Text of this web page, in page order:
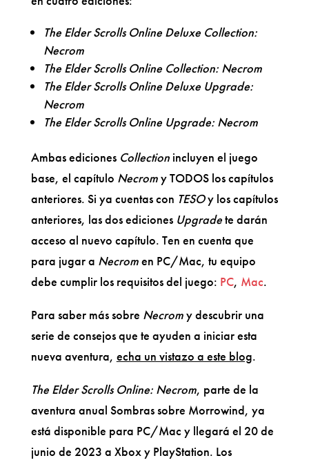
The Elder Scrolls Online Deluxe Collection:
Necrom
The Elder Scrolls Online Collection: Necrom
The Elder Scrolls Online Deluxe Upgrade:
Necrom
The Elder Scrolls Online Upgrade: Necrom
Ambas ediciones Collection incluyen el juego
base, el capítulo Necromy TODOS los capítulos
anteriores. Si ya cuentas con TESOy los capítulos
anteriores, las dos edicionesUpgradete darán
acceso al nuevo capítulo. Ten en cuenta que
para jugar a Necromen PC/Mac, tu equipo
debe cumplir los requisitos del juego: PC, Mac.
Para saber más sobre Necromy descubrir una
serie de consejos que te ayuden a iniciar esta
nueva aventura, echa un vistazo a este blog.
The Elder Scrolls Online: Necrom, parte de la
aventura anual Sombras sobre Morrowind, ya
está disponible para PC/Mac y llegará el 20 de
junio de 2023 a Xbox y PlayStation. Los